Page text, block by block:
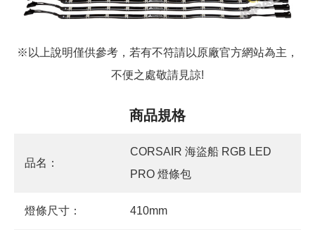
※以上說明僅供參考，若有不符請以原廠官方網站為主，
不便之處敬請見諒!
商品規格
品名：
CORSAIR 海盜船 RGB LED
PRO 燈條包
燈條尺寸： 410mm